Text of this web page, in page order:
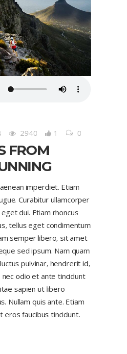
2940 1 0
FROM
imperdiet. Etiam
Curabitur ullamcorper
dui. Etiam rhoncus
tellus eget condimentum
semper libero, sit amet
sed ipsum. Nam quam
pulvinar, hendrerit id,
nec odio et ante tincidunt
sapien ut libero
Nullam quis ante. Etiam
eros faucibus tincidunt.